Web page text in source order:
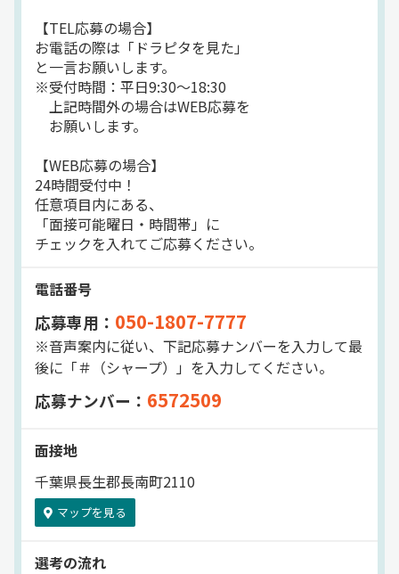
【TEL応募の場合】
お電話の際は「ドラピタを見た」
と一言お願いします。
※受付時間：平日9:30～18:30
上記時間外の場合はWEB応募を
お願いします。
【WEB応募の場合】
24時間受付中！
任意項目内にある、
「面接可能曜日・時間帯」に
チェックを入れてご応募ください。
電話番号
応募専用： 050-1807-7777
※音声案内に従い、下記応募ナンバーを入力して最
後に「＃（シャープ）」を入力してください。
応募ナンバー： 6572509
面接地
千葉県長生郡長南町2110
マップを見る
選考の流れ